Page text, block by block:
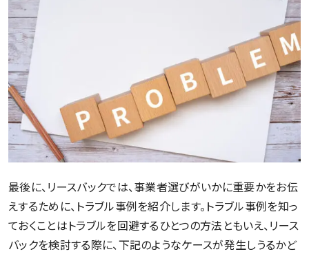
最後に、リースバックでは、事業者選びがいかに重要かをお伝
えするために、トラブル事例を紹介します。トラブル事例を知っ
ておくことはトラブルを回避するひとつの方法ともいえ、リース
バックを検討する際に、下記のようなケースが発生しうるかど